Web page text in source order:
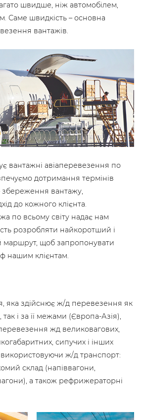
швидше, ніж автомобілем,
Саме швидкість – основна
вантажів.
вантажні авіаперевезення по
дотримання термінів
збереження вантажу,
до кожного клієнта.
по всьому світу надає нам
розробляти найкоротший і
маршрут, щоб запропонувати
нашим клієнтам.
яка здійснює ж/д перевезення як
і за її межами (Європа-Азія),
жд великовагових,
сипучих і інших
використовуючи ж/д транспорт:
склад (напіввагони,
а також рефрижераторні